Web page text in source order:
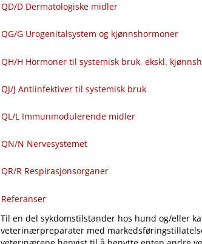
QD​/​D Dermatologiske midler
QG​/​G Urogenitalsystem og kjønnshormoner
QH​/​H Hormoner til systemisk bruk, ekskl.
QJ​/​J Antiinfektiver til systemisk bruk
QL​/​L Immunmodulerende midler
QN​/​N Nervesystemet
QR​/​R Respirasjonsorganer
Referanser
Til en del sykdomstilstander hos hund og​/​eller
veterinærpreparater med